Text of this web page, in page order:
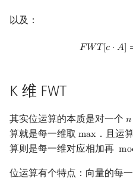
以及：
𝐹 𝑊𝑇 [𝑐 ⋅ 𝐴]
FWT [ c⋅A ]
K 维 FWT
其实位运算的本质是对一个 𝑛
n
算就是每一维取 max
max．且运
算则是每一维对应相加再 mo
位运算有个特点：向量的每